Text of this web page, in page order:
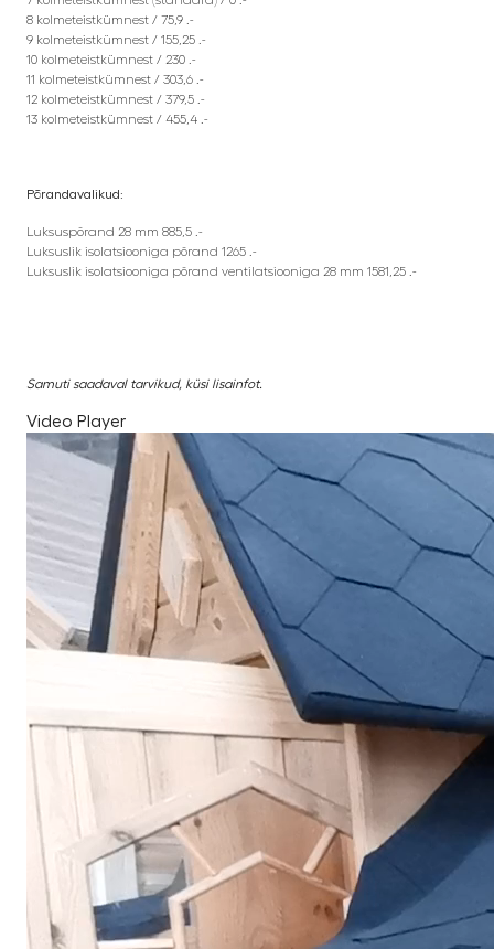
8 kolmeteistkümnest / 75,9 .-
9 kolmeteistkümnest / 155,25 .-
10 kolmeteistkümnest / 230 .-
11 kolmeteistkümnest / 303,6 .-
12 kolmeteistkümnest / 379,5 .-
13 kolmeteistkümnest / 455,4 .-
Põrandavalikud:
Luksuspõrand 28 mm 885,5 .-
Luksuslik isolatsiooniga põrand 1265 .-
Luksuslik isolatsiooniga põrand ventilatsiooniga 28 mm 1581,25 .-
Samuti saadaval tarvikud, küsi lisainfot.
Video Player